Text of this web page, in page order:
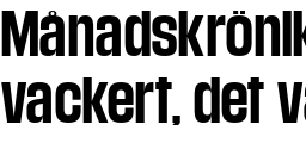
vackert, det